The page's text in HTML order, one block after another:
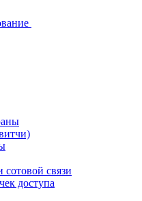
сотовой связи
доступа